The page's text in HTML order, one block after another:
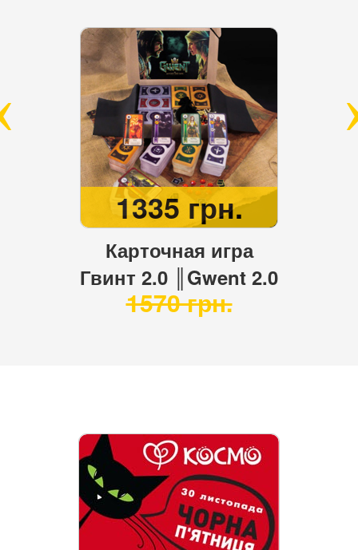
1335 грн.
Карточная игра
Гвинт 2.0 ║Gwent 2.0
1570 грн.